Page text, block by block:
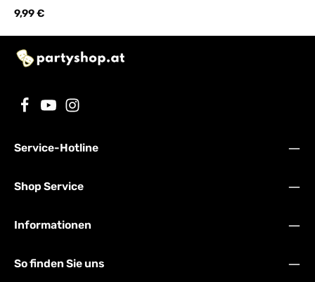
Deutschland!
Regulärer Preis:
9,99 €
Service-Hotline
Shop Service
Informationen
So finden Sie uns